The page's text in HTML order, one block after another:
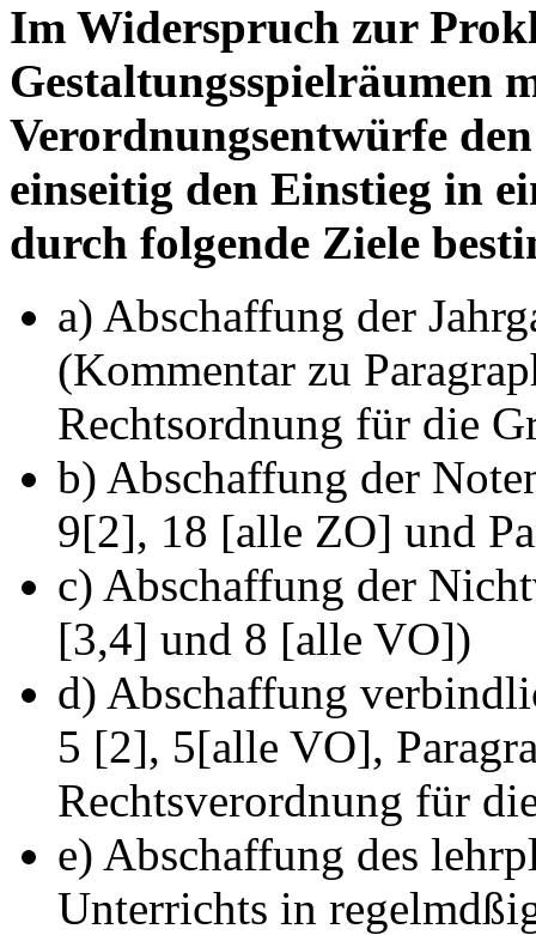
Im Widerspruch zur
Gestaltungsspielräumen
Verordnungsentwürfe
einseitig den Einstieg in
durch folgende Ziele
a) Abschaffung der
(Kommentar zu
Rechtsordnung für die
b) Abschaffung der
9[2], 18 [alle ZO] und
c) Abschaffung der
[3,4] und 8 [alle VO])
d) Abschaffung
5 [2], 5[alle VO],
Rechtsverordnung für
e) Abschaffung des
Unterrichts in